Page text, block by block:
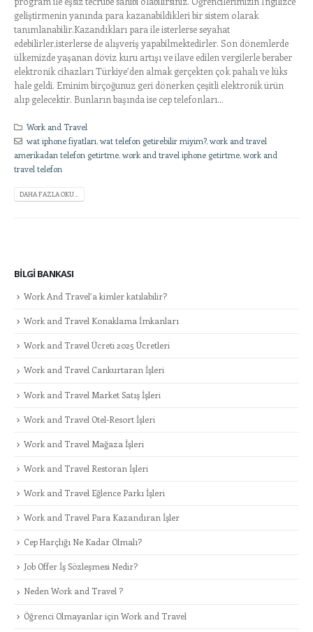
geliştirmenin yanında para kazanabildikleri bir sistem olarak
tanımlanabilir.Kazandıkları para ile isterlerse seyahat
edebilirler,isterlerse de alışveriş yapabilmektedirler. Son dönemlerde
ülkemizde yaşanan döviz kuru artışı ve ilave edilen vergilerle beraber
elektronik cihazları Türkiye’den almak gerçekten çok pahalı ve lüks
hale geldi. Eminim birçoğunuz geri dönerken çeşitli elektronik ürün
alıp gelecektir. Bunların başında ise cep telefonları...
Work and Travel
wat iphone fiyatları,wat telefon getirebilir miyim?,work and travel
amerikadan telefon getirtme,work and travel iphone getirtme,work and
travel telefon
DAHA FAZLA OKU...
BILGI BANKASI
Work And Travel’a kimler katılabilir?
Work and Travel Konaklama İmkanları
Work and Travel Ücreti 2025 Ücretleri
Work and Travel Cankurtaran İşleri
Work and Travel Market Satış İşleri
Work and Travel Otel-Resort İşleri
Work and Travel Mağaza İşleri
Work and Travel Restoran İşleri
Work and Travel Eğlence Parkı İşleri
Work and Travel Para Kazandıran İşler
Cep Harçlığı Ne Kadar Olmalı?
Job Offer İş Sözleşmesi Nedir?
Neden Work and Travel ?
Öğrenci Olmayanlar için Work and Travel